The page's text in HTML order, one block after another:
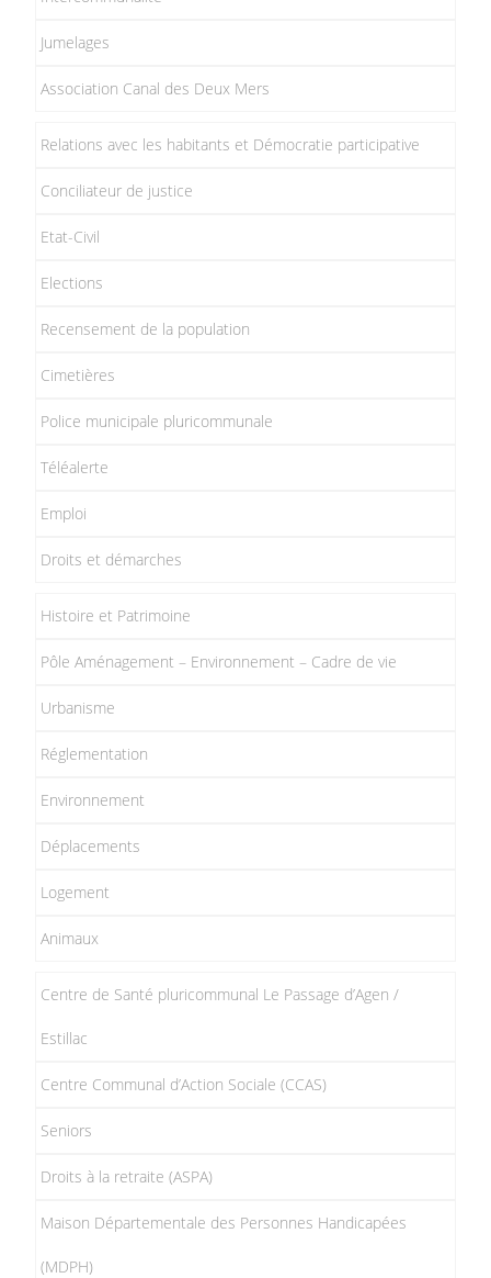
Jumelages
Association Canal des Deux Mers
Relations avec les habitants et Démocratie participative
Conciliateur de justice
Etat-Civil
Elections
Recensement de la population
Cimetières
Police municipale pluricommunale
Téléalerte
Emploi
Droits et démarches
Histoire et Patrimoine
Pôle Aménagement – Environnement – Cadre de vie
Urbanisme
Réglementation
Environnement
Déplacements
Logement
Animaux
Centre de Santé pluricommunal Le Passage d’Agen /
Estillac
Centre Communal d’Action Sociale (CCAS)
Seniors
Droits à la retraite (ASPA)
Maison Départementale des Personnes Handicapées
(MDPH)